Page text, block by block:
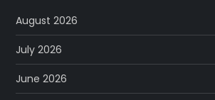
August 2026
July 2026
June 2026